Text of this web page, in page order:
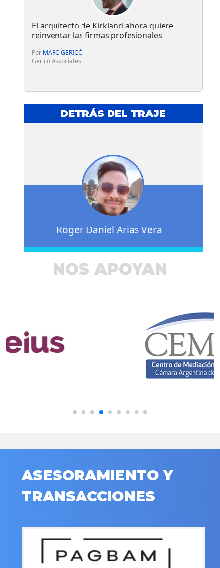
El arquitecto de Kirkland ahora quiere
reinventar las firmas profesionales
Por MARC GERICÓ
Gericó Associates
DETRÁS DEL TRAJE
Roger Daniel Arias Vera
NOS APOYAN
ASESORAMIENTO Y
TRANSACCIONES